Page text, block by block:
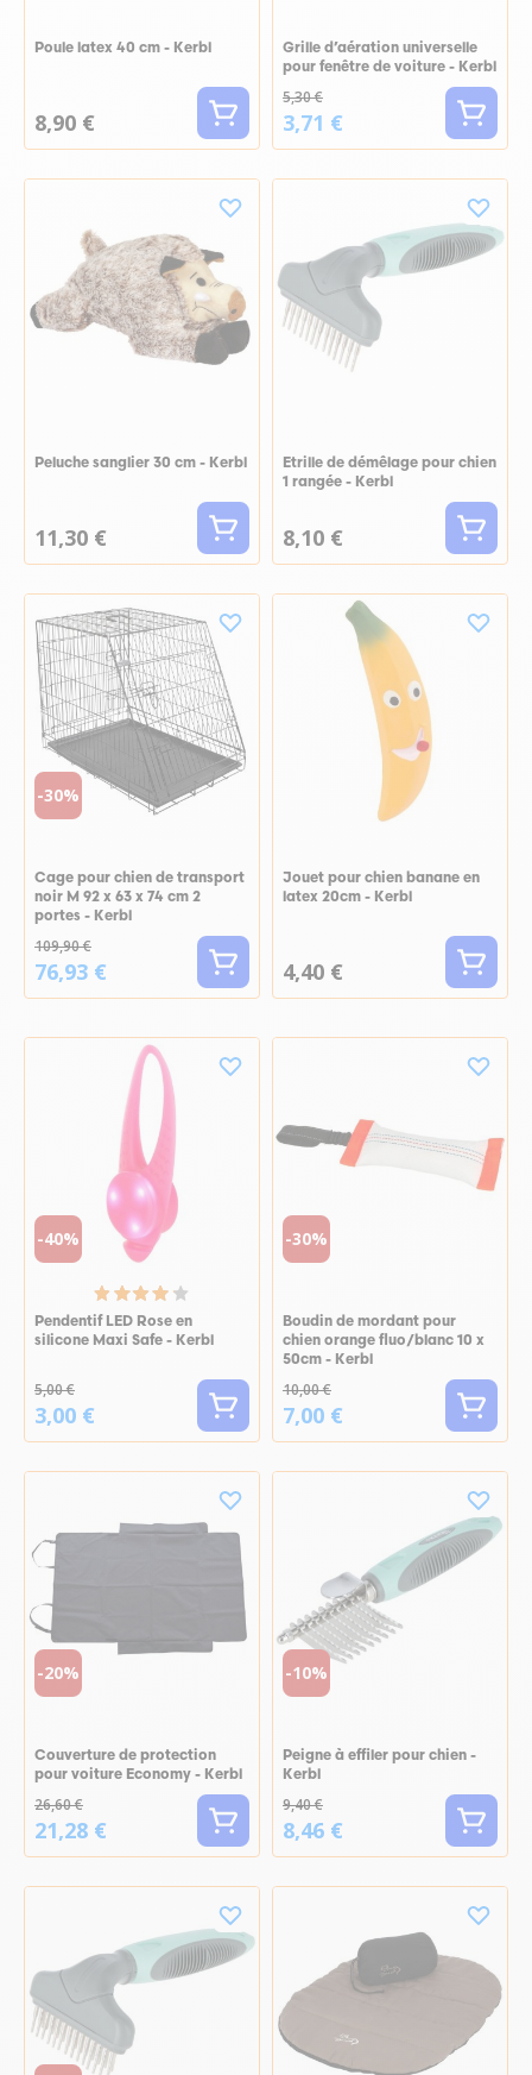
Poule latex 40 cm - Kerbl
8,90 €
Grille d’aération universelle
pour fenêtre de voiture - Kerbl
5,30 €
3,71 €
Peluche sanglier 30 cm - Kerbl
11,30 €
Etrille de démêlage pour chien
1 rangée - Kerbl
8,10 €
-30%
Cage pour chien de transport
noir M 92 x 63 x 74 cm 2
portes - Kerbl
109,90 €
76,93 €
Jouet pour chien banane en
latex 20cm - Kerbl
4,40 €
-40%
Pendentif LED Rose en
silicone Maxi Safe - Kerbl
5,00 €
3,00 €
-30%
Boudin de mordant pour
chien orange fluo/blanc 10 x
50cm - Kerbl
10,00 €
7,00 €
-20%
Couverture de protection
pour voiture Economy - Kerbl
26,60 €
21,28 €
-10%
Peigne à effiler pour chien -
Kerbl
9,40 €
8,46 €